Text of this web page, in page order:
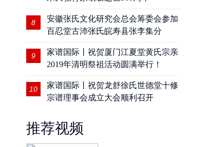
8
安徽张氏文化研究会总会筹委会参加
百忍堂古沛张氏皖寿县张李集分
9
家谱国际丨祝贺厦门江夏堂黄氏宗亲
2019年清明祭祖活动圆满举行！
10
家谱国际丨祝贺龙舒徐氏世德堂十修
宗谱理事会成立大会顺利召开
推荐视频